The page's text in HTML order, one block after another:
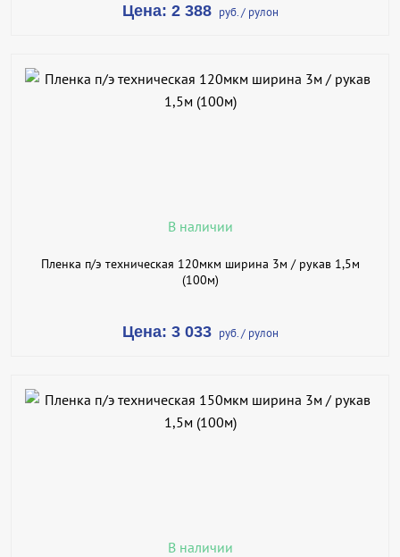
Цена: 2 388 руб. / рулон
В КОРЗИНУ
В наличии
Пленка п/э техническая 120мкм ширина 3м / рукав 1,5м
(100м)
Цена: 3 033 руб. / рулон
В КОРЗИНУ
В наличии